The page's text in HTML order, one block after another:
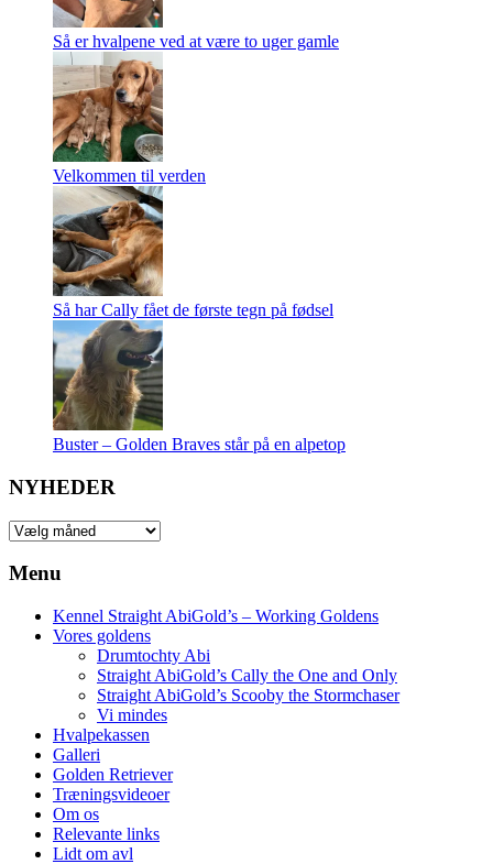
Så er hvalpene ved at være to uger gamle
Velkommen til verden
Så har Cally fået de første tegn på fødsel
Buster – Golden Braves står på en alpetop
NYHEDER
NYHEDER
Menu
Kennel Straight AbiGold’s – Working Goldens
Vores goldens
Drumtochty Abi
Straight AbiGold’s Cally the One and Only
Straight AbiGold’s Scooby the Stormchaser
Vi mindes
Hvalpekassen
Galleri
Golden Retriever
Træningsvideoer
Om os
Relevante links
Lidt om avl